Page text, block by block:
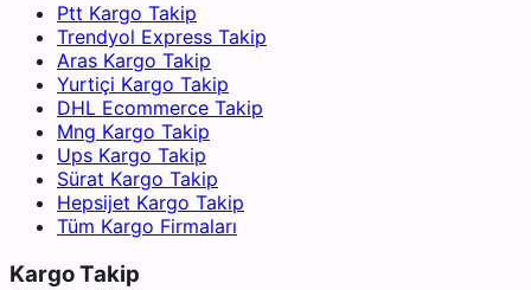
Ptt Kargo Takip
Trendyol Express Takip
Aras Kargo Takip
Yurtiçi Kargo Takip
DHL Ecommerce Takip
Mng Kargo Takip
Ups Kargo Takip
Sürat Kargo Takip
Hepsijet Kargo Takip
Tüm Kargo Firmaları
Kargo Takip